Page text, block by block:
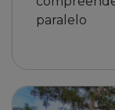
paralelo